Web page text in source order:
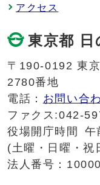
アクセス
東京都
〒190-0192 東
2780番地
電話： お問い合
ファクス:042-
役場開庁時間
午
(土曜・日曜・祝
法人番号：